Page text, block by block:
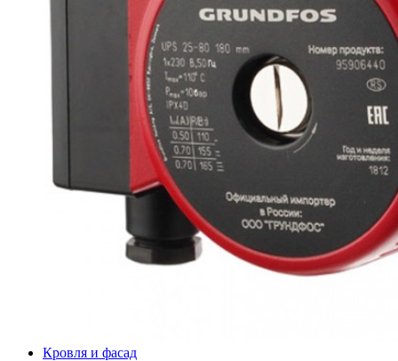
Кровля и фасад